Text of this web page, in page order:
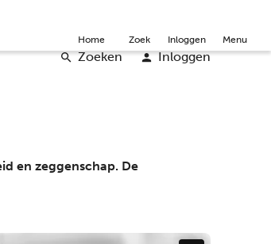
Zoeken Inloggen
Home Zoek Inloggen Menu
en zeggenschap. De